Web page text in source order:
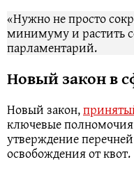
«Нужно не просто
минимуму и растить
парламентарий.
Новый закон в
Новый закон,
ключевые
утверждение
освобождения от квот.